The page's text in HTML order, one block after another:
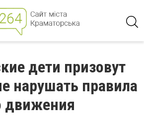
дети призовут
нарушать правила
движения